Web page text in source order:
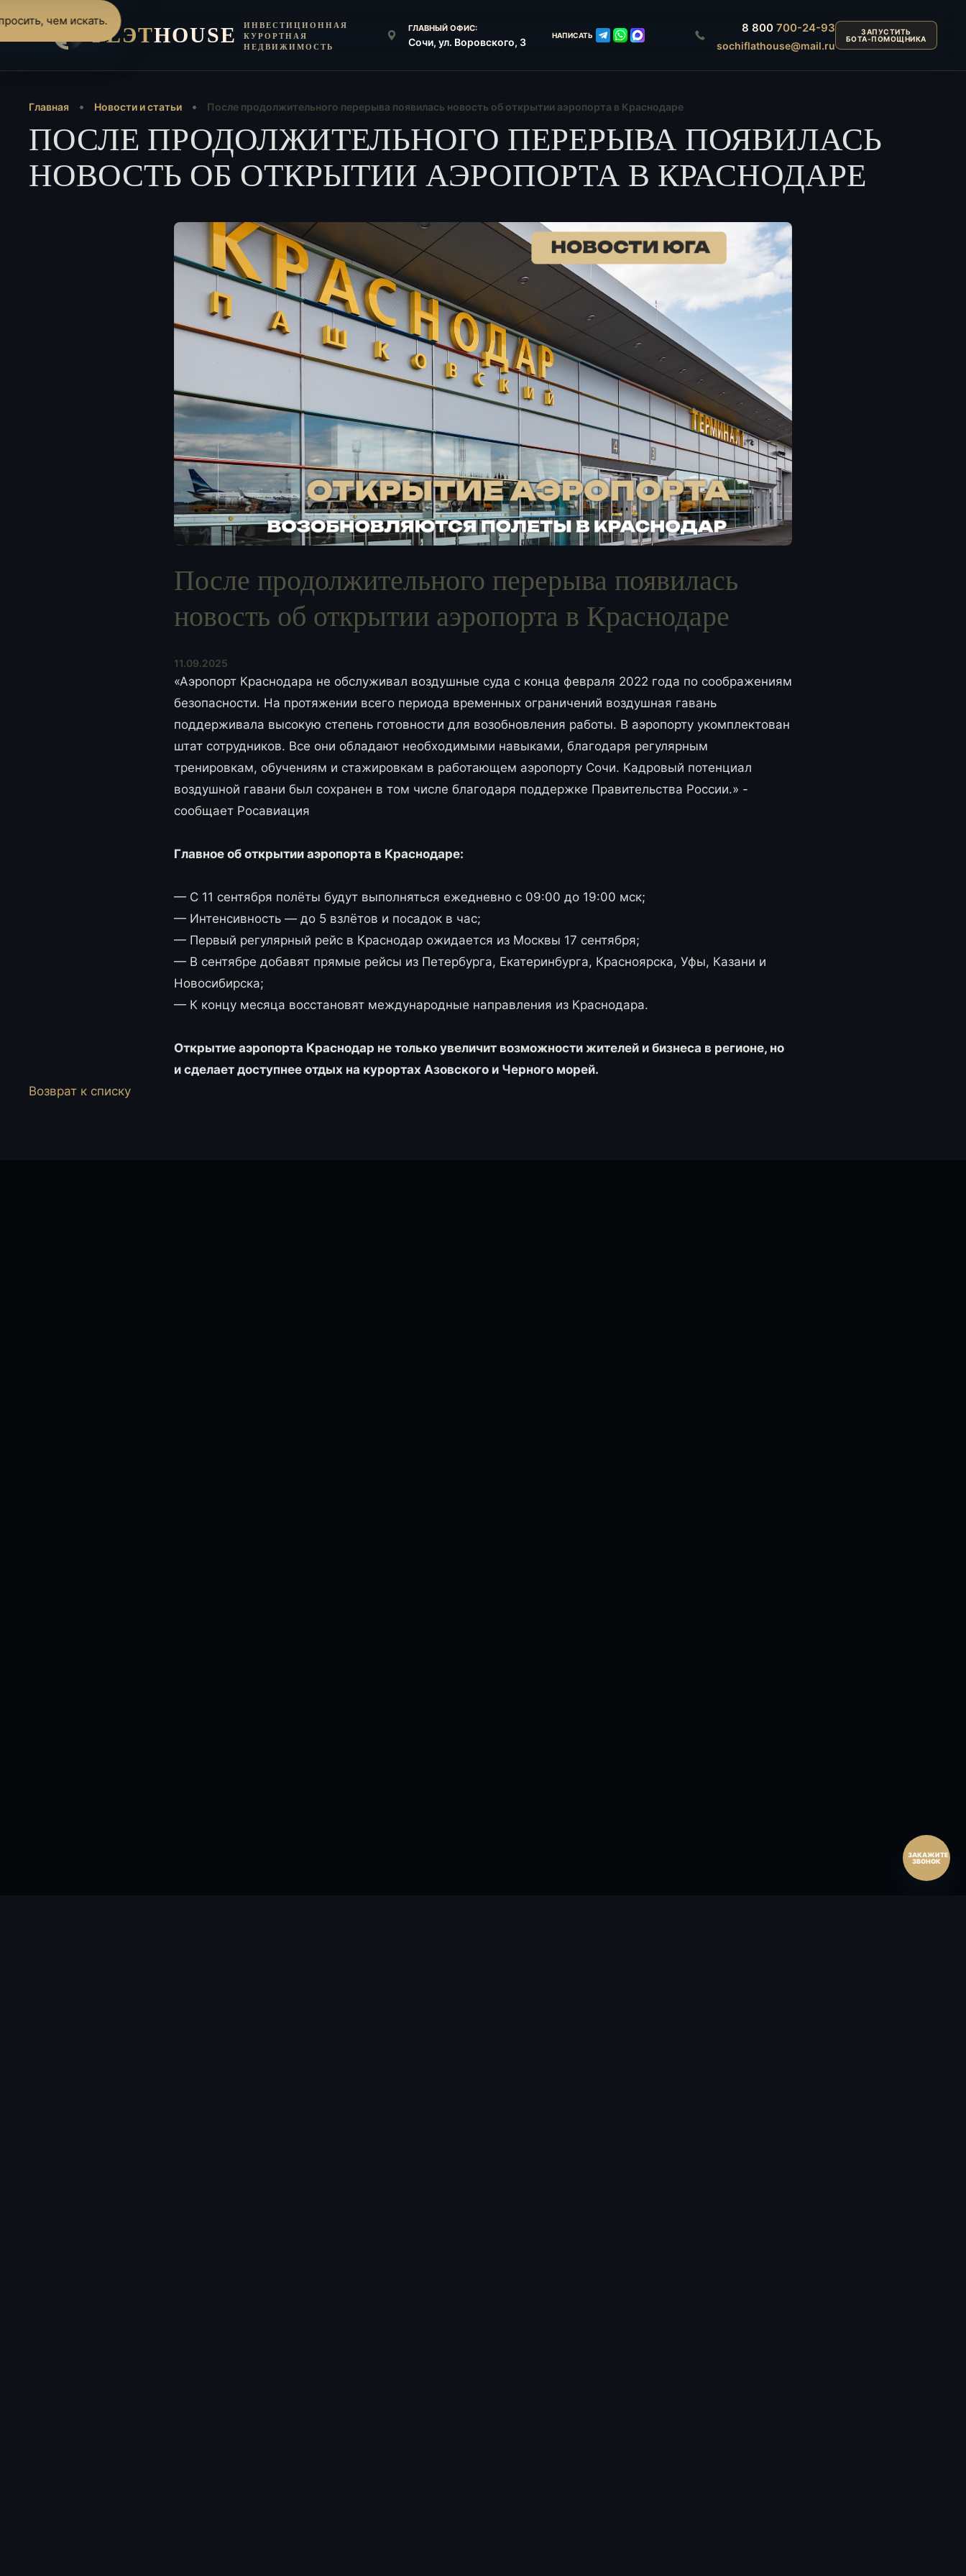
FLЭTHOUSE
ИНВЕСТИЦИОННАЯ
КУРОРТНАЯ
НЕДВИЖИМОСТЬ
ГЛАВНЫЙ ОФИС:
Сочи, ул. Воровского, 3
НАПИСАТЬ
8 800700-24-93
sochiflathouse@mail.ru
ЗАПУСТИТЬ
БОТА-ПОМОЩНИКА
Главная Новости и статьи После продолжительного перерыва появилась новость об открытии аэропорта в Краснодаре
ПОСЛЕ ПРОДОЛЖИТЕЛЬНОГО ПЕРЕРЫВА ПОЯВИЛАСЬ
НОВОСТЬ ОБ ОТКРЫТИИ АЭРОПОРТА В КРАСНОДАРЕ
После продолжительного перерыва появилась
новость об открытии аэропорта в Краснодаре
11.09.2025
«Аэропорт Краснодара не обслуживал воздушные суда с конца февраля 2022 года по соображениям
безопасности. На протяжении всего периода временных ограничений воздушная гавань
поддерживала высокую степень готовности для возобновления работы. В аэропорту укомплектован
штат сотрудников. Все они обладают необходимыми навыками, благодаря регулярным
тренировкам, обучениям и стажировкам в работающем аэропорту Сочи. Кадровый потенциал
воздушной гавани был сохранен в том числе благодаря поддержке Правительства России.» -
сообщает Росавиация
Главное об открытии аэропорта в Краснодаре:
— С 11 сентября полёты будут выполняться ежедневно с 09:00 до 19:00 мск;
— Интенсивность — до 5 взлётов и посадок в час;
— Первый регулярный рейс в Краснодар ожидается из Москвы 17 сентября;
— В сентябре добавят прямые рейсы из Петербурга, Екатеринбурга, Красноярска, Уфы, Казани и
Новосибирска;
— К концу месяца восстановят международные направления из Краснодара.
Открытие аэропорта Краснодар не только увеличит возможности жителей и бизнеса в регионе, но
и сделает доступнее отдых на курортах Азовского и Черного морей.
Возврат к списку
чем искать.
ЗАКАЖИТЕ
ЗВОНОК